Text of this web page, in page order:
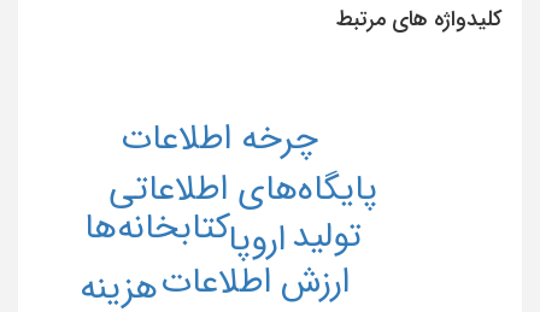
کلیدواژه های مرتبط
ارزش اطلاعات
اروپا
پایگاه‌های اطلاعاتی
تولید
چرخه اطلاعات
هزینه
کتابخانه‌ها